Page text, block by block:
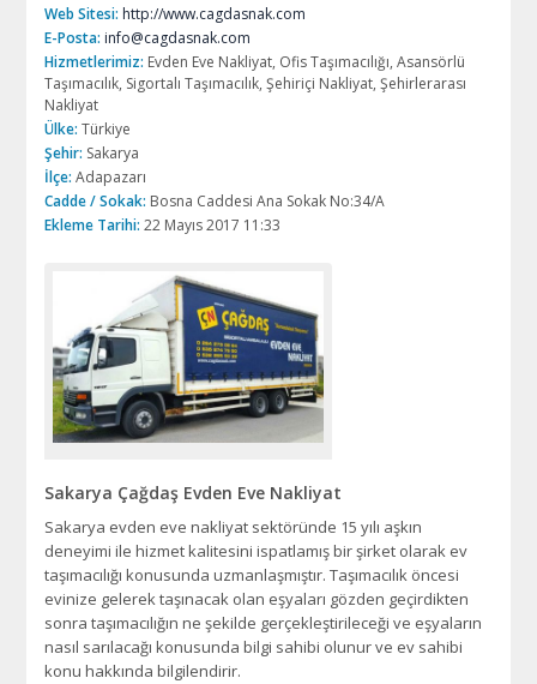
Web Sitesi: http://www.cagdasnak.com
E-Posta: info@cagdasnak.com
Hizmetlerimiz: Evden Eve Nakliyat, Ofis Taşımacılığı, Asansörlü
Taşımacılık, Sigortalı Taşımacılık, Şehiriçi Nakliyat, Şehirlerarası
Nakliyat
Ülke: Türkiye
Şehir: Sakarya
İlçe: Adapazarı
Cadde / Sokak: Bosna Caddesi Ana Sokak No:34/A
Ekleme Tarihi: 22 Mayıs 2017 11:33
Sakarya Çağdaş Evden Eve Nakliyat
Sakarya evden eve nakliyat sektöründe 15 yılı aşkın
deneyimi ile hizmet kalitesini ispatlamış bir şirket olarak ev
taşımacılığı konusunda uzmanlaşmıştır. Taşımacılık öncesi
evinize gelerek taşınacak olan eşyaları gözden geçirdikten
sonra taşımacılığın ne şekilde gerçekleştirileceği ve eşyaların
nasıl sarılacağı konusunda bilgi sahibi olunur ve ev sahibi
konu hakkında bilgilendirir.